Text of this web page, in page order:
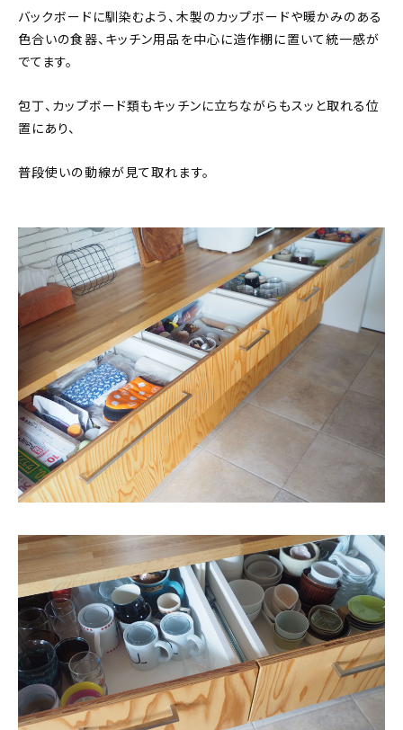
バックボードに馴染むよう、木製のカップボードや暖かみのある
色合いの食器、キッチン用品を中心に造作棚に置いて統一感が
でてます。
包丁、カップボード類もキッチンに立ちながらもスッと取れる位
置にあり、
普段使いの動線が見て取れます。